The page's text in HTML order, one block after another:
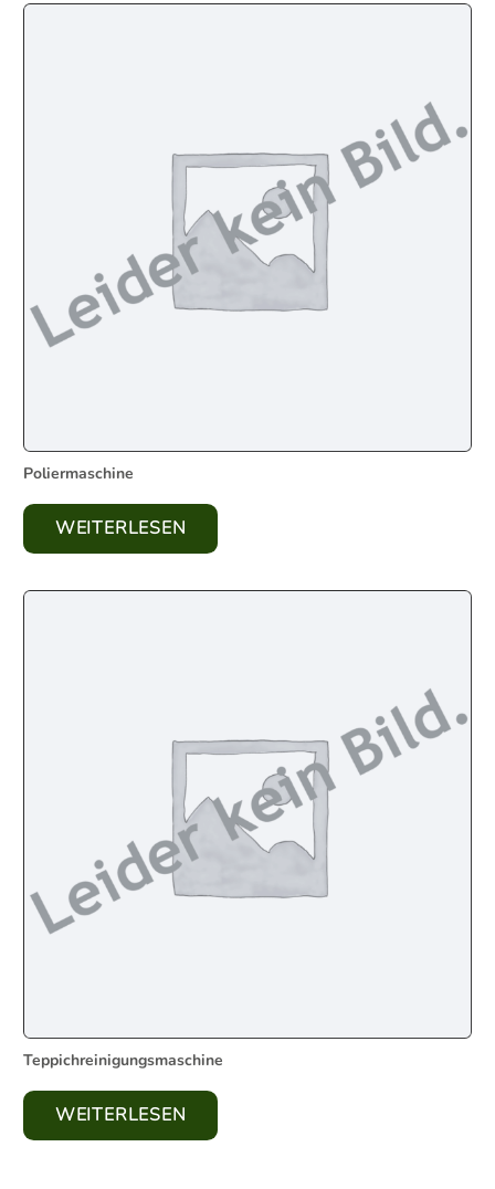
Poliermaschine
WEITERLESEN
Teppichreinigungsmaschine
WEITERLESEN